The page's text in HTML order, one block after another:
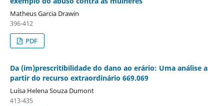
Matheus Garcia Drawin
396-412
PDF
Da (im)prescritibilidade do dano ao erário: Uma análise a
partir do recurso extraordinário 669.069
Luísa Helena Souza Dumont
413-435